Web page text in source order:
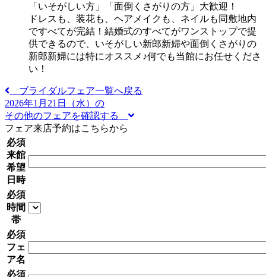
「いそがしい方」「面倒くさがりの方」大歓迎！
ドレスも、装花も、ヘアメイクも、ネイルも同敷地内
ですべてが完結！結婚式のすべてがワンストップで提
供できるので、いそがしい新郎新婦や面倒くさがりの
新郎新婦には特にオススメ♪何でも当館にお任せくださ
い！
ブライダルフェア一覧へ戻る
2026年1月21日（水）の
その他のフェアを確認する
フェア来店予約はこちらから
必須
来館
希望
日時
必須
時間
帯
必須
フェ
ア名
必須